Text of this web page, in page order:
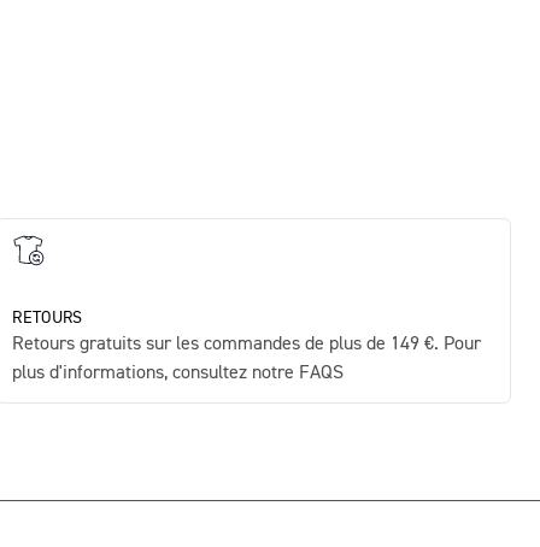
RETOURS
Retours gratuits sur les commandes de plus de 149 €. Pour
plus d'informations, consultez notre FAQS